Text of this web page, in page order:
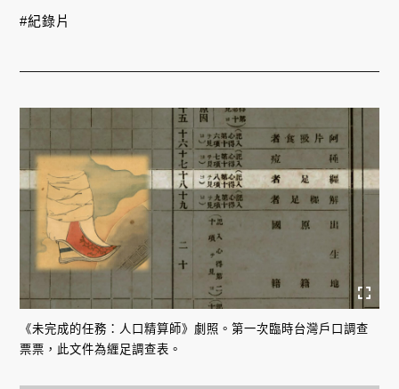
《未完成的任務：人口精算師》劇照。第一次臨時台灣戶口調查
票票，此文件為緾足調查表。
#紀錄片